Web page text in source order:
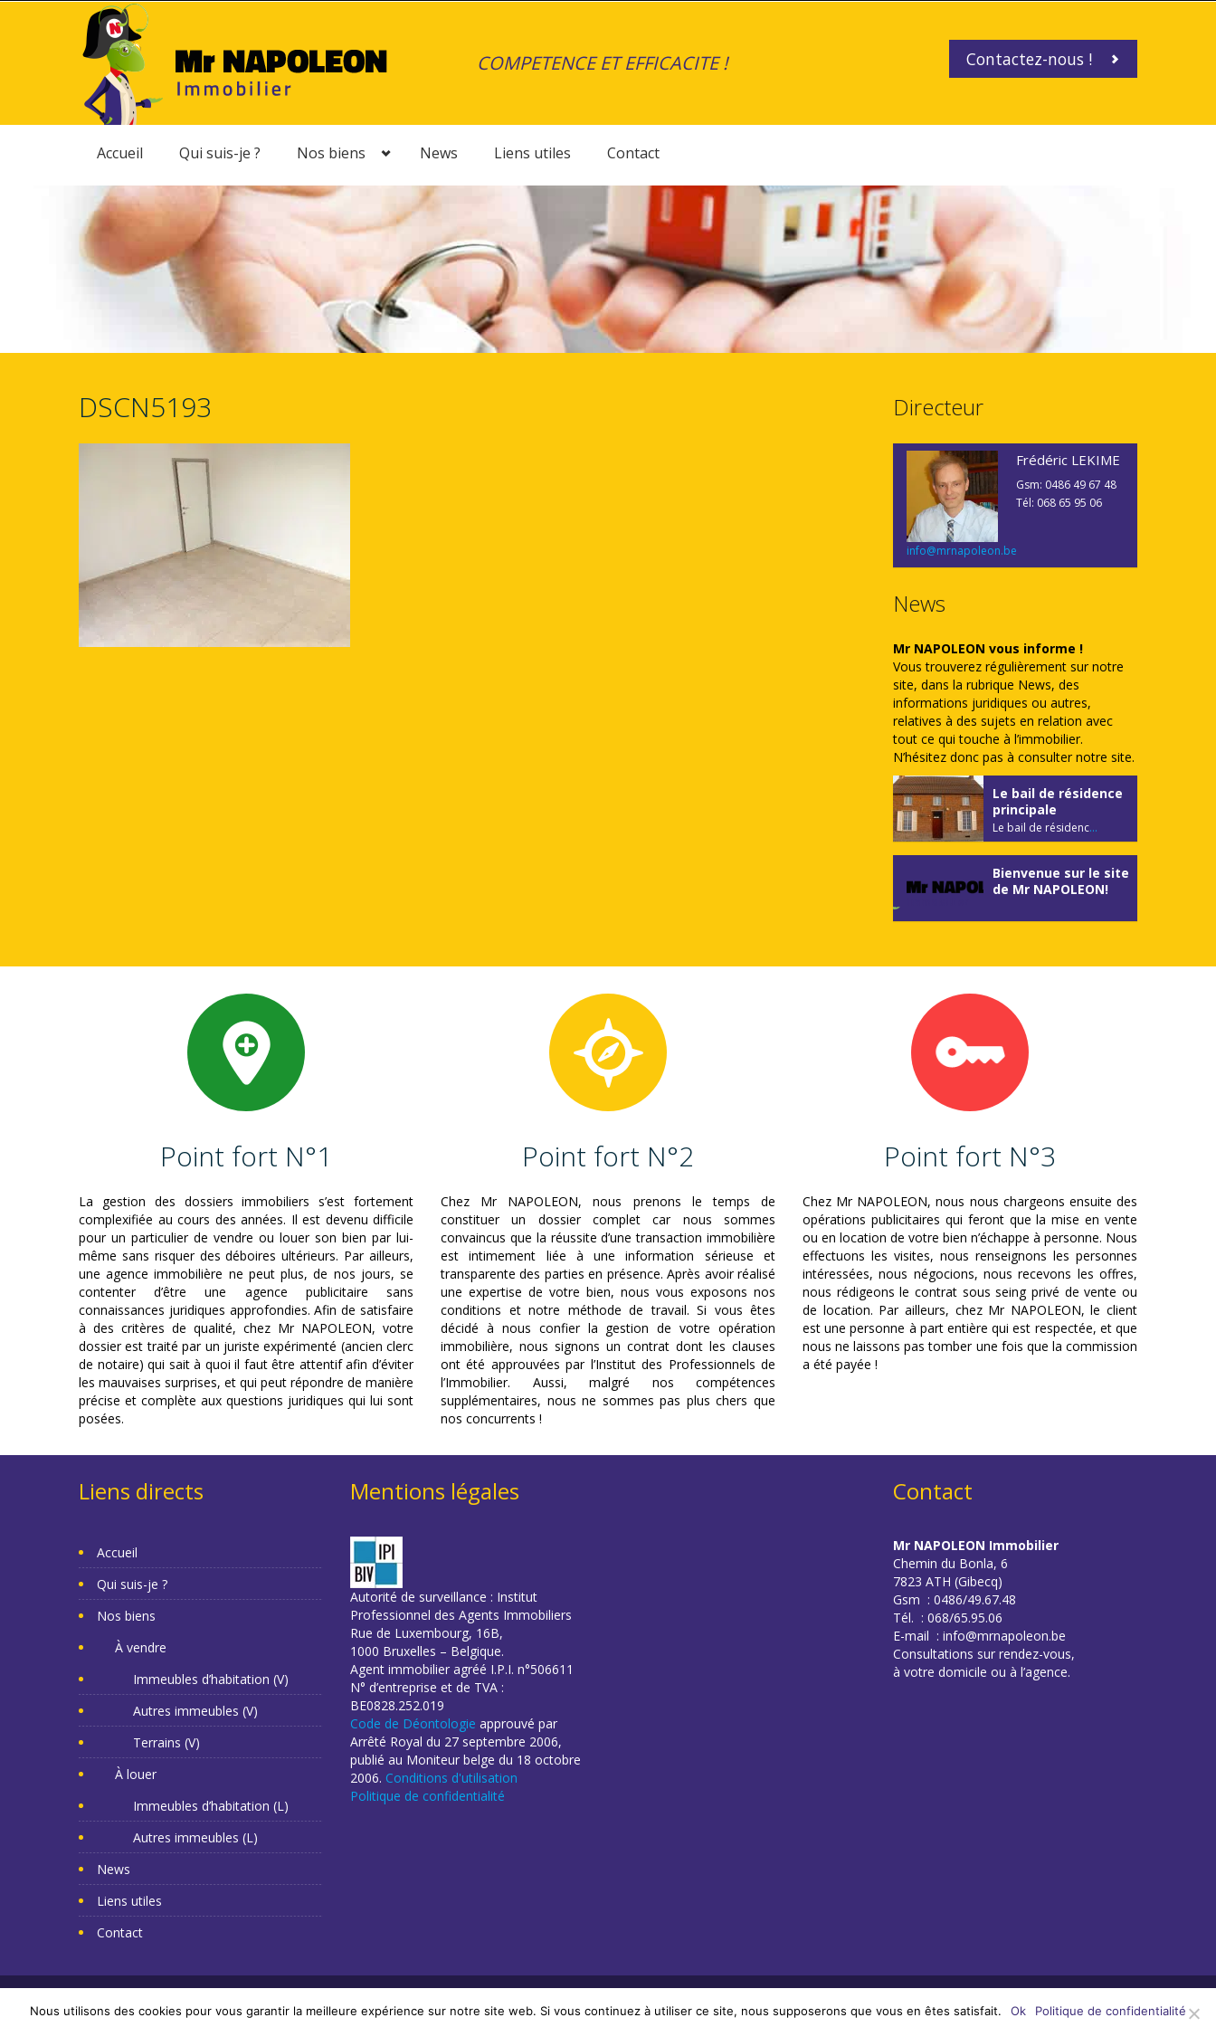
COMPETENCE ET EFFICACITE ! Contactez-nous !
Accueil Qui suis-je ? Nos biens News Liens utiles Contact
DSCN5193 Directeur
Frédéric LEKIME
Gsm: 0486 49 67 48
Tél: 068 65 95 06
info@mrnapoleon.be
News
Mr NAPOLEON vous informe !
Vous trouverez régulièrement sur notre
site, dans la rubrique News, des
informations juridiques ou autres,
relatives à des sujets en relation avec
tout ce qui touche à l’immobilier.
N’hésitez donc pas à consulter notre site.
Le bail de résidence
principale
Le bail de résidenc...
Bienvenue sur le site
de Mr NAPOLEON!
Point fort N°1
La gestion des dossiers immobiliers s’est fortement
complexifiée au cours des années. Il est devenu difficile
pour un particulier de vendre ou louer son bien par lui-
même sans risquer des déboires ultérieurs. Par ailleurs,
une agence immobilière ne peut plus, de nos jours, se
contenter d’être une agence publicitaire sans
connaissances juridiques approfondies. Afin de satisfaire
à des critères de qualité, chez Mr NAPOLEON, votre
dossier est traité par un juriste expérimenté (ancien clerc
de notaire) qui sait à quoi il faut être attentif afin d’éviter
les mauvaises surprises, et qui peut répondre de manière
précise et complète aux questions juridiques qui lui sont
posées.
Point fort N°2
Chez Mr NAPOLEON, nous prenons le temps de
constituer un dossier complet car nous sommes
convaincus que la réussite d’une transaction immobilière
est intimement liée à une information sérieuse et
transparente des parties en présence. Après avoir réalisé
une expertise de votre bien, nous vous exposons nos
conditions et notre méthode de travail. Si vous êtes
décidé à nous confier la gestion de votre opération
immobilière, nous signons un contrat dont les clauses
ont été approuvées par l’Institut des Professionnels de
l’Immobilier. Aussi, malgré nos compétences
supplémentaires, nous ne sommes pas plus chers que
nos concurrents !
Point fort N°3
Chez Mr NAPOLEON, nous nous chargeons ensuite des
opérations publicitaires qui feront que la mise en vente
ou en location de votre bien n’échappe à personne. Nous
effectuons les visites, nous renseignons les personnes
intéressées, nous négocions, nous recevons les offres,
nous rédigeons le contrat sous seing privé de vente ou
de location. Par ailleurs, chez Mr NAPOLEON, le client
est une personne à part entière qui est respectée, et que
nous ne laissons pas tomber une fois que la commission
a été payée !
Liens directs
Accueil
Qui suis-je ?
Nos biens
À vendre
Immeubles d’habitation (V)
Autres immeubles (V)
Terrains (V)
À louer
Immeubles d’habitation (L)
Autres immeubles (L)
News
Liens utiles
Contact
Mentions légales
Autorité de surveillance : Institut
Professionnel des Agents Immobiliers
Rue de Luxembourg, 16B,
1000 Bruxelles – Belgique.
Agent immobilier agréé I.P.I. n°506611
N° d’entreprise et de TVA :
BE0828.252.019
Code de Déontologie approuvé par
Arrêté Royal du 27 septembre 2006,
publié au Moniteur belge du 18 octobre
2006. Conditions d'utilisation
Politique de confidentialité
Contact
Mr NAPOLEON Immobilier
Chemin du Bonla, 6
7823 ATH (Gibecq)
Gsm : 0486/49.67.48
Tél. : 068/65.95.06
E-mail : info@mrnapoleon.be
Consultations sur rendez-vous,
à votre domicile ou à l’agence.
Copyright Mr Napoléon 2014. Tous droits réservés. -Création de sites Internet | ProduWeb
Nous utilisons des cookies pour vous garantir la meilleure expérience sur notre site web. Si vous continuez à utiliser ce site, nous supposerons que vous en êtes satisfait. Ok Politique de confidentialité